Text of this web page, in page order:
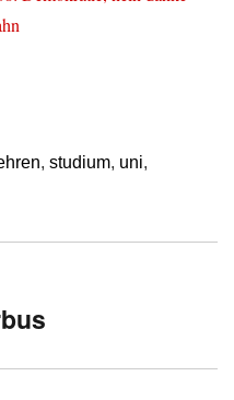
, studium, uni,